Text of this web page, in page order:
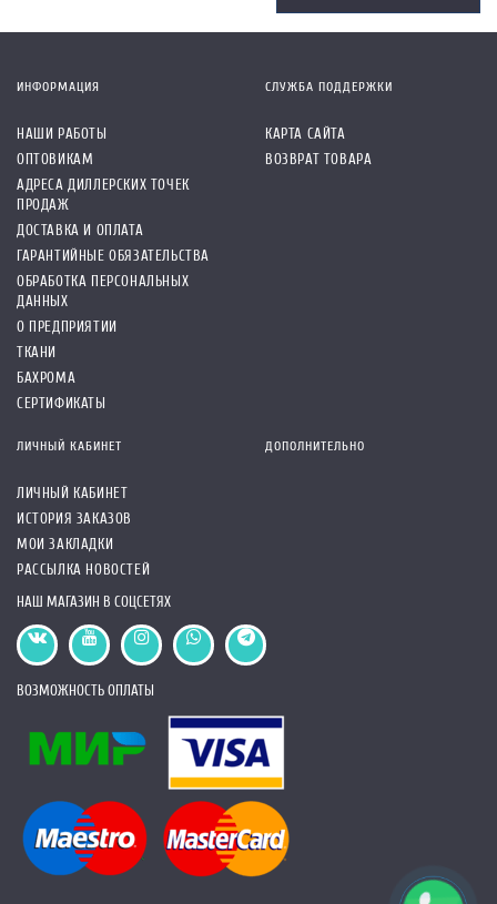
ИНФОРМАЦИЯ
НАШИ РАБОТЫ
ОПТОВИКАМ
АДРЕСА ДИЛЛЕРСКИХ ТОЧЕК
ПРОДАЖ
ДОСТАВКА И ОПЛАТА
ГАРАНТИЙНЫЕ ОБЯЗАТЕЛЬСТВА
ОБРАБОТКА ПЕРСОНАЛЬНЫХ
ДАННЫХ
О ПРЕДПРИЯТИИ
ТКАНИ
БАХРОМА
СЕРТИФИКАТЫ
СЛУЖБА ПОДДЕРЖКИ
КАРТА САЙТА
ВОЗВРАТ ТОВАРА
ЛИЧНЫЙ КАБИНЕТ
ЛИЧНЫЙ КАБИНЕТ
ИСТОРИЯ ЗАКАЗОВ
МОИ ЗАКЛАДКИ
РАССЫЛКА НОВОСТЕЙ
ДОПОЛНИТЕЛЬНО
НАШ МАГАЗИН В СОЦСЕТЯХ
ВОЗМОЖНОСТЬ ОПЛАТЫ